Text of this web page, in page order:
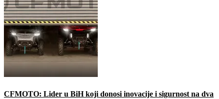
CFMOTO: Lider u BiH koji donosi inovacije i sigurnost na dva